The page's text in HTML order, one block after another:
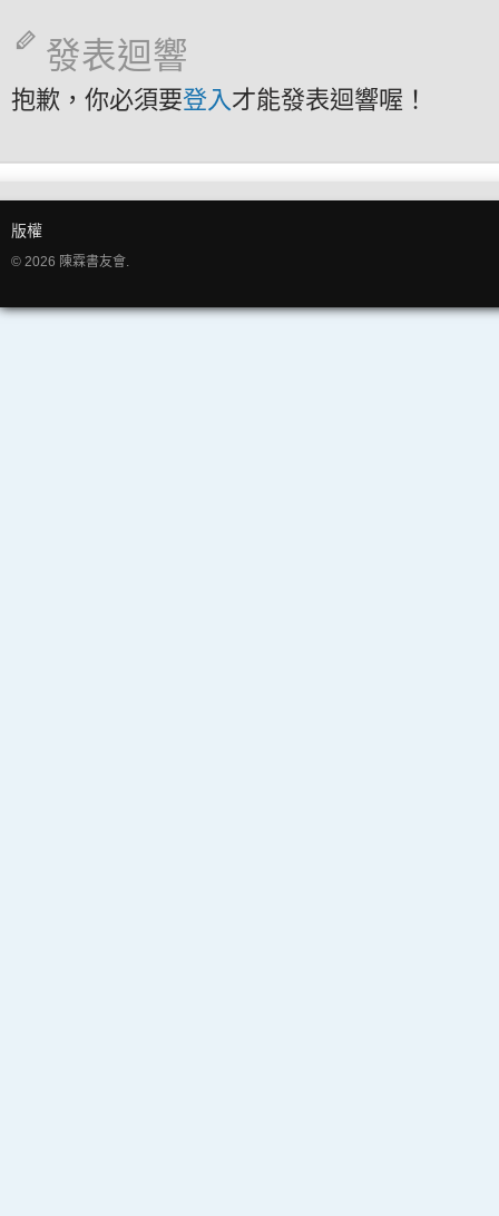
發表迴響
抱歉，你必須要登入才能發表迴響喔！
版權
© 2026 陳霖書友會.